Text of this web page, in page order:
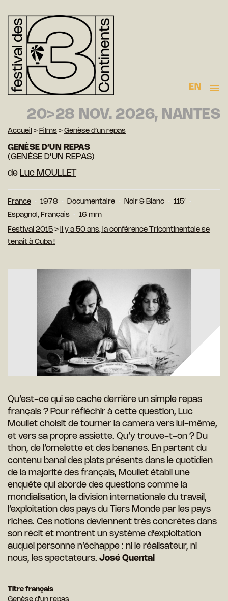
EN
20>28 NOV. 2026, NANTES
Accueil > Films > Genèse d’un repas
GENÈSE D’UN REPAS
(GENÈSE D'UN REPAS)
de Luc MOULLET
France 1978 Documentaire Noir & Blanc
115′
Espagnol, Français
16 mm
Festival 2015 >
Il y a 50 ans, la conférence Tricontinentale se
tenait à Cuba !
Qu’est-ce qui se cache derrière un simple repas
français ? Pour réfléchir à cette question, Luc
Moullet choisit de tourner la camera vers lui-même,
et vers sa propre assiette. Qu’y trouve-t-on ? Du
thon, de l’omelette et des bananes. En partant du
contenu banal des plats présents dans le quotidien
de la majorité des français, Moullet établi une
enquête qui aborde des questions comme la
mondialisation, la division internationale du travail,
l’exploitation des pays du Tiers Monde par les pays
riches. Ces notions deviennent très concrètes dans
son récit et montrent un système d’exploitation
auquel personne n’échappe : ni le réalisateur, ni
nous, les spectateurs. José Quental
Titre français